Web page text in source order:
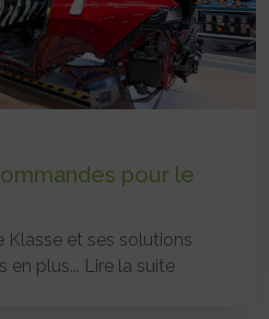
pour le
Klasse et ses solutions
en plus... Lire la suite